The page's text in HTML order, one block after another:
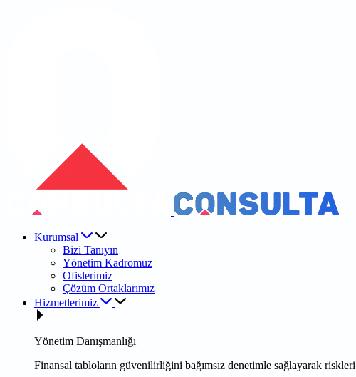
Kurumsal
Bizi Tanıyın
Yönetim Kadromuz
Ofislerimiz
Çözüm Ortaklarımız
Hizmetlerimiz
Yönetim Danışmanlığı
Finansal tabloların güvenilirliğini bağımsız denetimle sağlayarak